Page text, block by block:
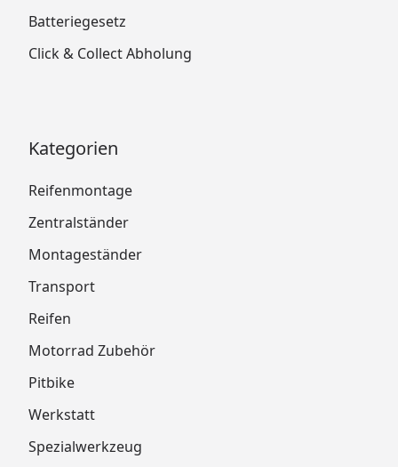
Batteriegesetz
Click & Collect Abholung
Kategorien
Reifenmontage
Zentralständer
Montageständer
Transport
Reifen
Motorrad Zubehör
Pitbike
Werkstatt
Spezialwerkzeug